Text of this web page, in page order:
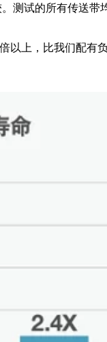
测试的所有传送带
上，比我们配有